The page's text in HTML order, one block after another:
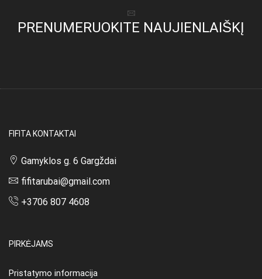
may
may
PRENUMERUOKITE NAUJIENLAIŠKĮ
FIFITA KONTAKTAI
Gamyklos g. 6 Gargždai
fifitarubai@gmail.com
+3706 807 4608
PIRKĖJAMS
Pristatymo informacija